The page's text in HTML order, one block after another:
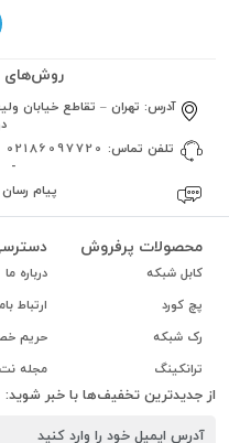
روش‌های
آدرس: تهران – تقاطع خیابان
تلفن تماس: 02186097720
-
پیام
محصولات پرفروش
کابل شبکه
پچ کورد
رک شبکه
ترانکینگ
درباره ما
ارتباط
حریم
مجله
از جدیدترین تخفیف‌ها با خبر شوید: